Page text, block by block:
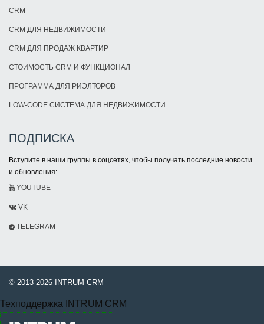
CRM
CRM ДЛЯ НЕДВИЖИМОСТИ
CRM ДЛЯ ПРОДАЖ КВАРТИР
СТОИМОСТЬ CRM И ФУНКЦИОНАЛ
ПРОГРАММА ДЛЯ РИЭЛТОРОВ
LOW-CODE СИСТЕМА ДЛЯ НЕДВИЖИМОСТИ
ПОДПИСКА
Вступите в наши группы в соцсетях, чтобы получать последние новости
и обновления:
YOUTUBE
VK
TELEGRAM
© 2013-2026 INTRUM CRM
Техподдержка INTRUM CRM